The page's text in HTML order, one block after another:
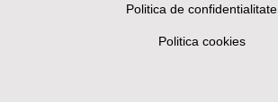
Politica de confidentialitate
Politica cookies